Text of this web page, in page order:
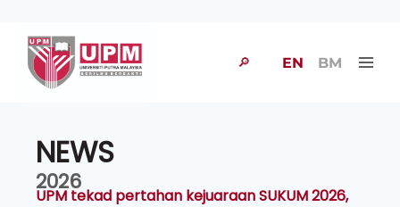
🔎 EN BM
NEWS
2026
UPM tekad pertahan kejuaraan SUKUM 2026,